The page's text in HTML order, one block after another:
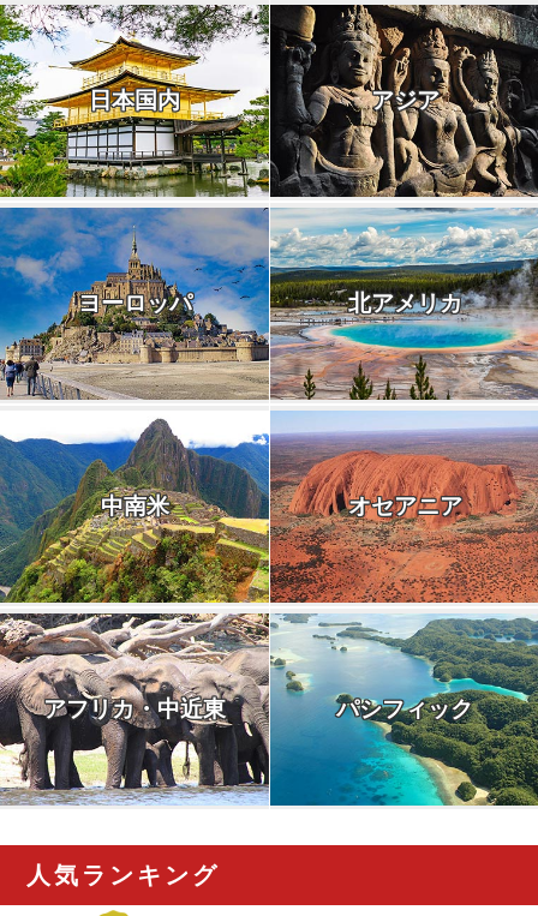
日本国内 アジア
ヨーロッパ 北アメリカ
中南米 オセアニア
アフリカ・中近東 パシフィック
人気ランキング